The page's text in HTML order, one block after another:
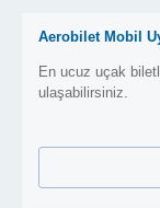
Aerobilet Mobil
En ucuz uçak
ulaşabilirsiniz.